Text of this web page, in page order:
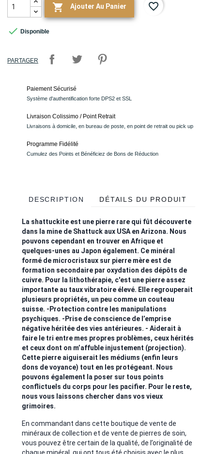
 Ajouter Au Panier favorite_border
 Disponible
PARTAGER
Paiement Sécurisé
Système d'authentification forte DPS2 et SSL
Livraison Colissimo / Point Retrait
Livraisons à domicile, en bureau de poste, en point de retrait ou pick up
Programme Fidélité
Cumulez des Points et Bénéficiez de Bons de Réduction
DESCRIPTION DÉTAILS DU PRODUIT
La shattuckite est une pierre rare qui fût découverte
dans la mine de Shattuck aux USA en Arizona. Nous
pouvons cependant en trouver en Afrique et
quelques-unes au Japon également. Ce minéral
formé de microcristaux sur pierre mère est de
formation secondaire par oxydation des dépôts de
cuivre. Pour la lithothérapie, c'est une pierre assez
importante au taux vibratoire élevé. Elle regrouperait
plusieurs propriétés, un peu comme un couteau
suisse. -Protection contre les manipulations
psychiques. -Prise de conscience de l’emprise
négative héritée des vies antérieures. - Aiderait à
faire le tri entre mes propres problèmes, ceux hérités
et ceux dont on m’affuble injustement (projection).
Cette pierre aiguiserait les médiums (enfin leurs
dons de voyance) tout en les protégeant. Nous
pouvons également la poser sur tous points
conflictuels du corps pour les pacifier. Pour le reste,
nous vous laissons chercher dans vos vieux
grimoires.
En commandant dans cette boutique de vente de
minéraux de collection et de vente de pierres de soin,
vous pouvez être certain de la qualité, de l’originalité de